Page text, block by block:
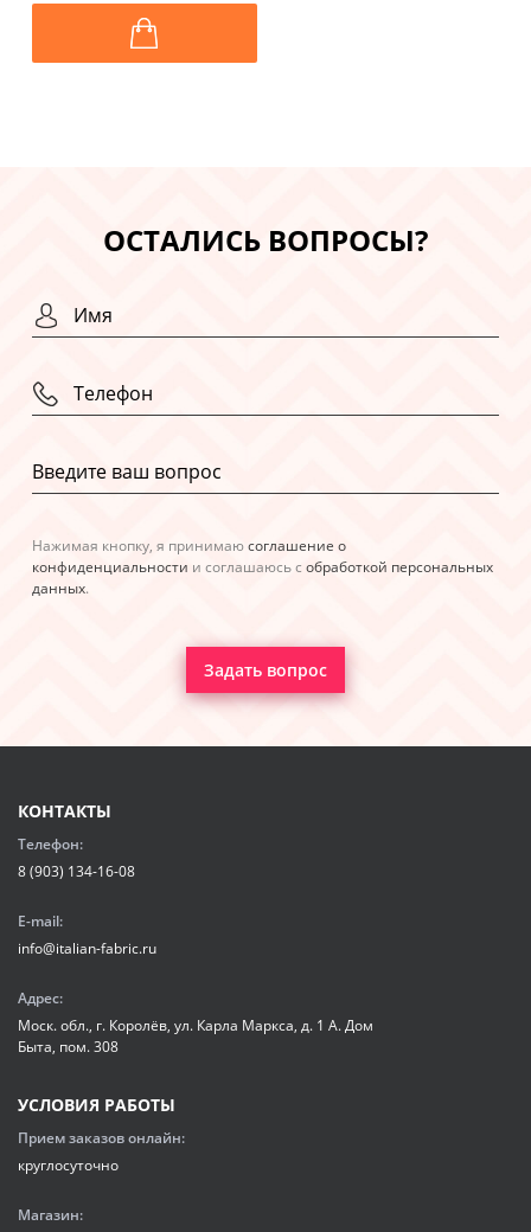
ОСТАЛИСЬ ВОПРОСЫ?
Нажимая кнопку, я принимаюсоглашение о
конфиденциальности и соглашаюсь с обработкой персональных
данных.
Задать вопрос
КОНТАКТЫ
Телефон:
8 (903) 134-16-08
E-mail:
info@italian-fabric.ru
Адрес:
Моск. обл., г. Королёв, ул. Карла Маркса, д. 1 А. Дом
Быта, пом. 308
УСЛОВИЯ РАБОТЫ
Прием заказов онлайн:
круглосуточно
Магазин: